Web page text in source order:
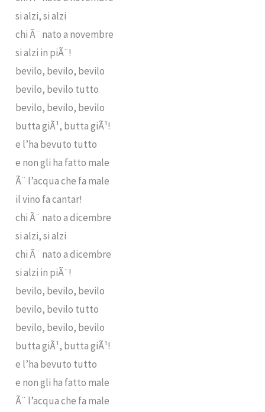
si alzi, si alzi
chi Ã¨ nato a novembre
si alzi in piÃ¨!
bevilo, bevilo, bevilo
bevilo, bevilo tutto
bevilo, bevilo, bevilo
butta giÃ¹, butta giÃ¹!
e l’ha bevuto tutto
e non gli ha fatto male
Ã¨ l’acqua che fa male
il vino fa cantar!
chi Ã¨ nato a dicembre
si alzi, si alzi
chi Ã¨ nato a dicembre
si alzi in piÃ¨!
bevilo, bevilo, bevilo
bevilo, bevilo tutto
bevilo, bevilo, bevilo
butta giÃ¹, butta giÃ¹!
e l’ha bevuto tutto
e non gli ha fatto male
Ã¨ l’acqua che fa male